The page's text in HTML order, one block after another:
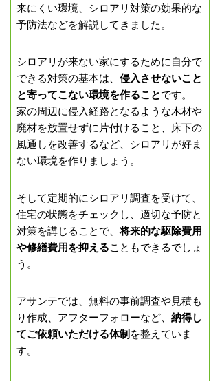
来にくい環境、シロアリ対策の効果的な
予防法などを解説してきました。
シロアリが来ない家にするために自分で
できる対策の基本は、 侵入させないこと
と寄ってこない環境を作ることです。
家の周辺に侵入経路となるような木材や
廃材を放置せずに片付けること、床下の
風通しを改善するなど、シロアリが好ま
ない環境を作りましょう。
そして定期的にシロアリ調査を受けて、
住宅の状態をチェックし、適切な予防と
対策を講じることで、将来的な駆除費用
や修繕費用を抑えることもできるでしょ
う。
アサンテでは、無料の事前調査や見積も
り作成、アフターフォローなど、 納得し
てご依頼いただける体制 を整えていま
す。